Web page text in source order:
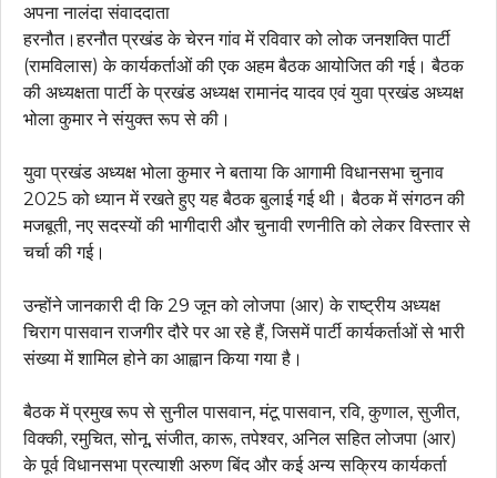
अपना नालंदा संवाददाता
हरनौत।हरनौत प्रखंड के चेरन गांव में रविवार को लोक जनशक्ति पार्टी
(रामविलास) के कार्यकर्ताओं की एक अहम बैठक आयोजित की गई। बैठक
की अध्यक्षता पार्टी के प्रखंड अध्यक्ष रामानंद यादव एवं युवा प्रखंड अध्यक्ष
भोला कुमार ने संयुक्त रूप से की।
युवा प्रखंड अध्यक्ष भोला कुमार ने बताया कि आगामी विधानसभा चुनाव
2025 को ध्यान में रखते हुए यह बैठक बुलाई गई थी। बैठक में संगठन की
मजबूती, नए सदस्यों की भागीदारी और चुनावी रणनीति को लेकर विस्तार से
चर्चा की गई।
उन्होंने जानकारी दी कि 29 जून को लोजपा (आर) के राष्ट्रीय अध्यक्ष
चिराग पासवान राजगीर दौरे पर आ रहे हैं, जिसमें पार्टी कार्यकर्ताओं से भारी
संख्या में शामिल होने का आह्वान किया गया है।
बैठक में प्रमुख रूप से सुनील पासवान, मंटू पासवान, रवि, कुणाल, सुजीत,
विक्की, रमुचित, सोनू, संजीत, कारू, तपेश्वर, अनिल सहित लोजपा (आर)
के पूर्व विधानसभा प्रत्याशी अरुण बिंद और कई अन्य सक्रिय कार्यकर्ता